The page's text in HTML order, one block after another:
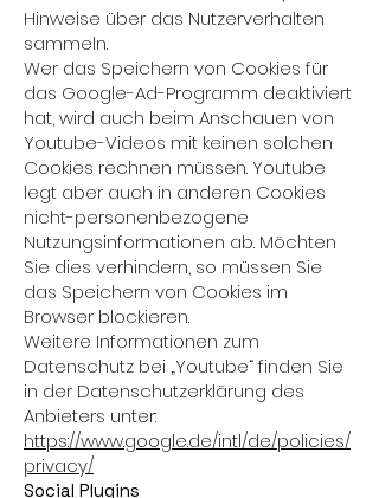
Hinweise über das Nutzerverhalten
sammeln.
Wer das Speichern von Cookies für
das Google-Ad-Programm deaktiviert
hat, wird auch beim Anschauen von
Youtube-Videos mit keinen solchen
Cookies rechnen müssen. Youtube
legt aber auch in anderen Cookies
nicht-personenbezogene
Nutzungsinformationen ab. Möchten
Sie dies verhindern, so müssen Sie
das Speichern von Cookies im
Browser blockieren.
Weitere Informationen zum
Datenschutz bei „Youtube“ finden Sie
in der Datenschutzerklärung des
Anbieters unter:
https://www.google.de/intl/de/policies/
privacy/
Social Plugins